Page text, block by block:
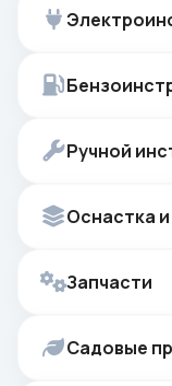
Ручной
Оснастка
Запчасти
Садовые